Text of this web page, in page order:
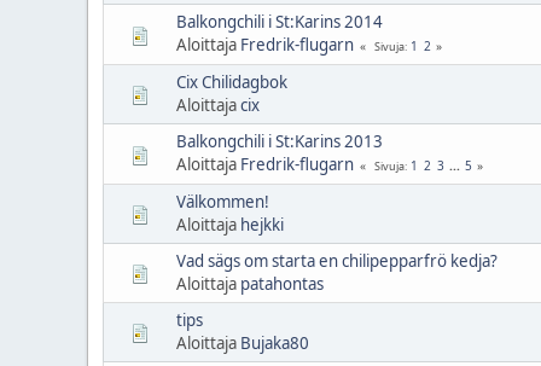
Balkongchili i St:Karins 2014
Aloittaja Fredrik-flugarn Sivuja 1 2
Cix Chilidagbok
Aloittajacix
Balkongchili i St:Karins 2013
Aloittaja Fredrik-flugarn Sivuja 1 2 3 ... 5
Välkommen!
Aloittaja hejkki
Vad sägs om starta en chilipepparfrö kedja?
Aloittaja patahontas
tips
Aloittaja Bujaka80